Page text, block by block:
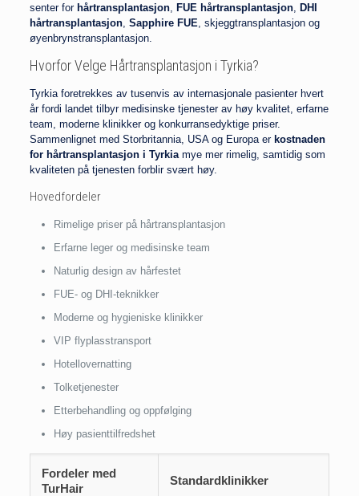
senter for hårtransplantasjon, FUE hårtransplantasjon, DHI
hårtransplantasjon, Sapphire FUE , skjeggtransplantasjon og
øyenbrynstransplantasjon.
Hvorfor Velge Hårtransplantasjon i Tyrkia?
Tyrkia foretrekkes av tusenvis av internasjonale pasienter hvert
år fordi landet tilbyr medisinske tjenester av høy kvalitet, erfarne
team, moderne klinikker og konkurransedyktige priser.
Sammenlignet med Storbritannia, USA og Europa er kostnaden
for hårtransplantasjon i Tyrkiamye mer rimelig, samtidig som
kvaliteten på tjenesten forblir svært høy.
Hovedfordeler
Rimelige priser på hårtransplantasjon
Erfarne leger og medisinske team
Naturlig design av hårfestet
FUE- og DHI-teknikker
Moderne og hygieniske klinikker
VIP flyplasstransport
Hotellovernatting
Tolketjenester
Etterbehandling og oppfølging
Høy pasienttilfredshet
Fordeler med
TurHair
Standardklinikker